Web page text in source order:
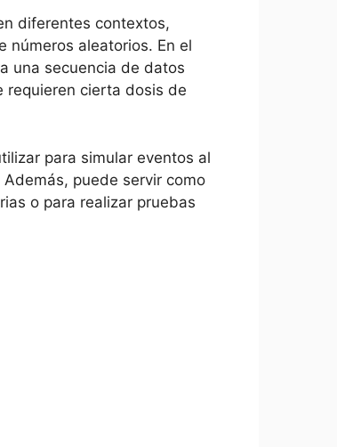
diferentes contextos,
números aleatorios. En el
una secuencia de datos
requieren cierta dosis de
para simular eventos al
puede servir como
o para realizar pruebas